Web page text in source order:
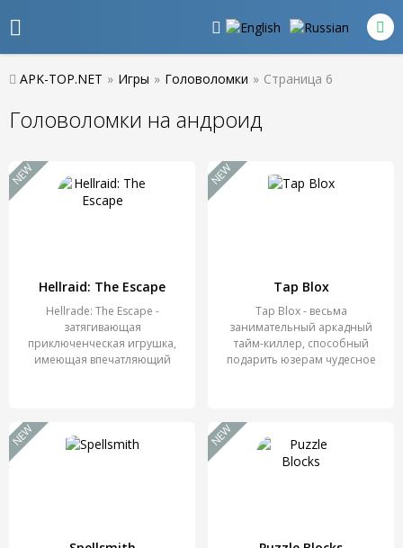
APK-TOP.NET » Игры » Головоломки » Страница 6
Головоломки на андроид
Hellraid: The Escape
Hellrade: The Escape -
затягивающая
приключенческая игрушка,
имеющая впечатляющий
NEW
Tap Blox
Tap Blox - весьма
занимательный аркадный
тайм-киллер, способный
подарить юзерам чудесное
NEW
NEW NEW